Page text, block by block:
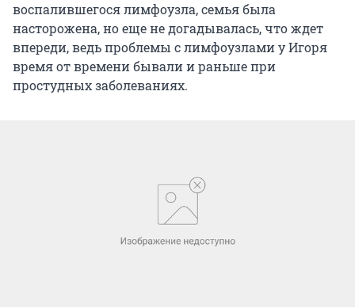
воспалившегося лимфоузла, семья была
насторожена, но еще не догадывалась, что ждет
впереди, ведь проблемы с лимфоузлами у Игоря
время от времени бывали и раньше при
простудных заболеваниях.